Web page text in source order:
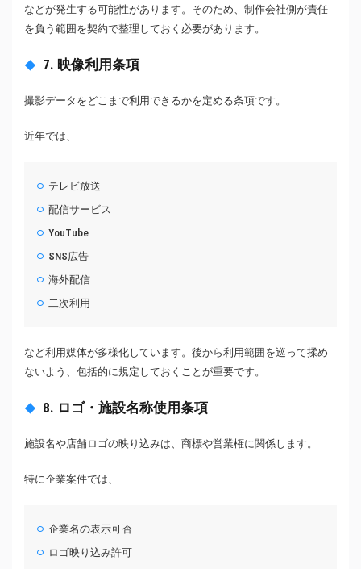
などが発生する可能性があります。そのため、制作会社側が責任
を負う範囲を契約で整理しておく必要があります。
7. 映像利用条項
撮影データをどこまで利用できるかを定める条項です。
近年では、
テレビ放送
配信サービス
YouTube
SNS広告
海外配信
二次利用
など利用媒体が多様化しています。後から利用範囲を巡って揉め
ないよう、包括的に規定しておくことが重要です。
8. ロゴ・施設名称使用条項
施設名や店舗ロゴの映り込みは、商標や営業権に関係します。
特に企業案件では、
企業名の表示可否
ロゴ映り込み許可